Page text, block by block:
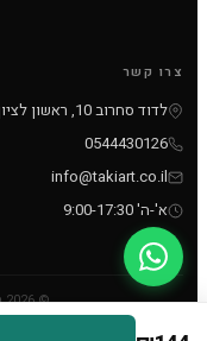
צרו קשר
לדוד סחרוב 10, ראשון לציון, קומה 2
0544430126
info@takiart.co.il
א'-ה' 9:00-17:30
© 2026 טאקי ארט - כל הזכויות שמורות